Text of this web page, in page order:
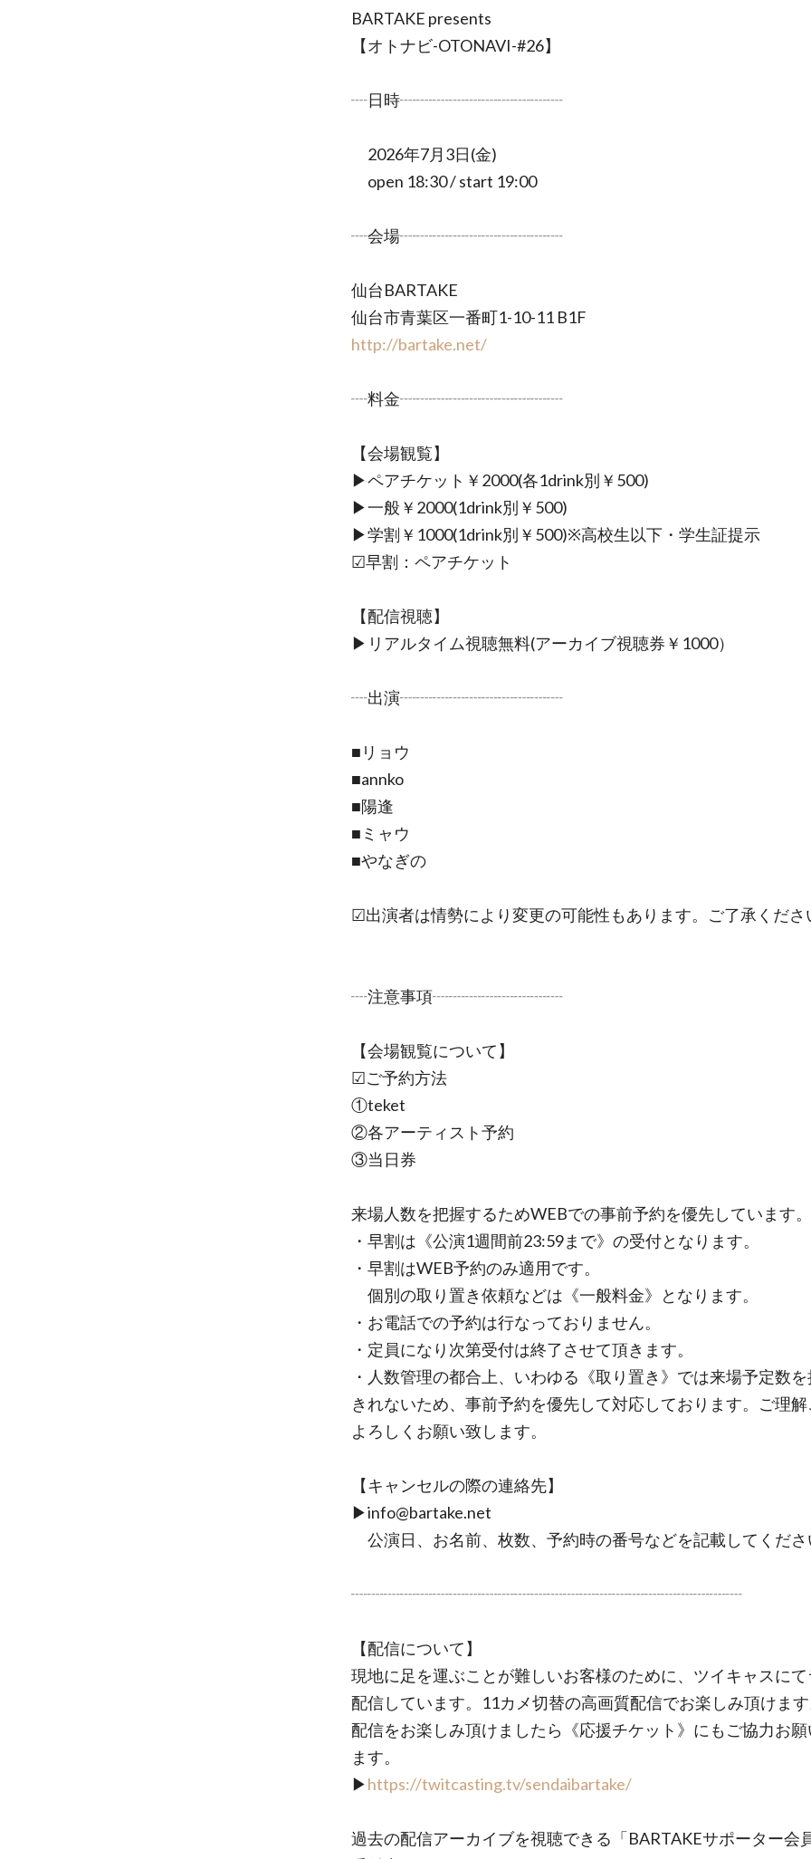
BARTAKE presents
【オトナビ-OTONAVI-#26】
┈日時┈┈┈┈┈┈┈┈┈┈
2026年7月3日(金)
open 18:30 / start 19:00
┈会場┈┈┈┈┈┈┈┈┈┈
仙台BARTAKE
仙台市青葉区一番町1-10-11 B1F
http://bartake.net/
┈料金┈┈┈┈┈┈┈┈┈┈
【会場観覧】
▶ペアチケット￥2000(各1drink別￥500)
▶︎一般￥2000(1drink別￥500)
▶︎学割￥1000(1drink別￥500)※高校生以下・学生証提示
☑早割：ペアチケット
【配信視聴】
▶︎リアルタイム視聴無料(アーカイブ視聴券￥1000）
┈出演┈┈┈┈┈┈┈┈┈┈
■リョウ
■annko
■陽逢
■ミャウ
■やなぎの
☑出演者は情勢により変更の可能性もあります。ご了承くださ
┈注意事項┈┈┈┈┈┈┈┈
【会場観覧について】
☑ご予約方法
①teket
②各アーティスト予約
③当日券
来場人数を把握するためWEBでの事前予約を優先しています。
・早割は《公演1週間前23:59まで》の受付となります。
・早割はWEB予約のみ適用です。
個別の取り置き依頼などは《一般料金》となります。
・お電話での予約は行なっておりません。
・定員になり次第受付は終了させて頂きます。
・人数管理の都合上、いわゆる《取り置き》では来場予定数
きれないため、事前予約を優先して対応しております。ご理
よろしくお願い致します。
【キャンセルの際の連絡先】
▶︎info@bartake.net
公演日、お名前、枚数、予約時の番号などを記載してくださ
┈┈┈┈┈┈┈┈┈┈┈┈┈┈┈┈┈┈┈┈┈┈┈┈
【配信について】
現地に足を運ぶことが難しいお客様のために、ツイキャスに
配信しています。11カメ切替の高画質配信でお楽しみ頂けま
配信をお楽しみ頂けましたら《応援チケット》にもご協力お
ます。
▶︎https://twitcasting.tv/sendaibartake/
過去の配信アーカイブを視聴できる「BARTAKEサポーター会